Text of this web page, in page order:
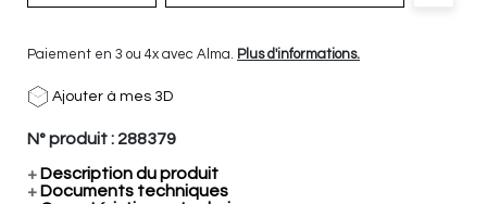
Paiement en 3 ou 4x avec Alma. Plus d'informations.
Ajouter à mes 3D
N° produit : 288379
+ Description du produit
+ Documents techniques